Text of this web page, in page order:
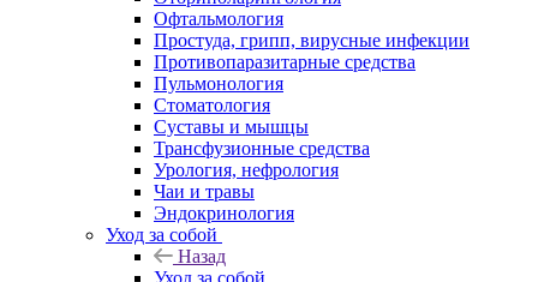
Офтальмология
Простуда, грипп, вирусные инфекции
Противопаразитарные средства
Пульмонология
Стоматология
Суставы и мышцы
Трансфузионные средства
Урология, нефрология
Чаи и травы
Эндокринология
Уход за собой
Назад
Уход за собой